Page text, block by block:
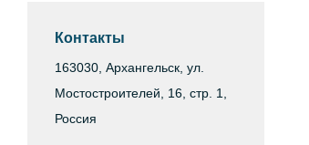
Контакты
163030, Архангельск, ул.
Мостостроителей, 16, стр. 1,
Россия